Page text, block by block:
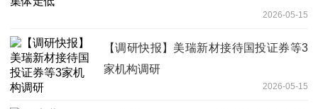
2026-05-15
【调研快报】美瑞新材接待国投证券等3
家机构调研
2026-05-15